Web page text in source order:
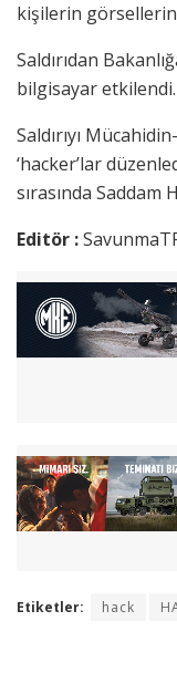
kişilerin
Saldırıdan
bilgisayar etkilendi.
Saldırıyı
‘hacker’lar
sırasında
Editör :
Etiketler: hack